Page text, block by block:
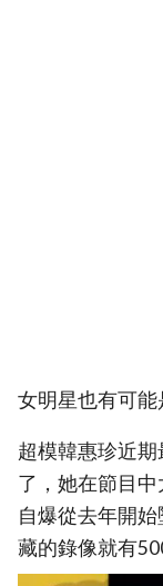
女明星也有可能
超模韓惠珍近
了，她在節目中
自爆從去年開
藏的錄像就有